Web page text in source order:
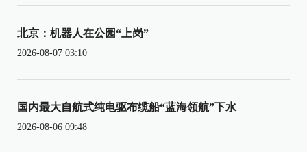
北京：机器人在公园“上岗”
2026-08-07 03:10
国内最大自航式纯电驱布缆船“蓝海领航”下水
2026-08-06 09:48